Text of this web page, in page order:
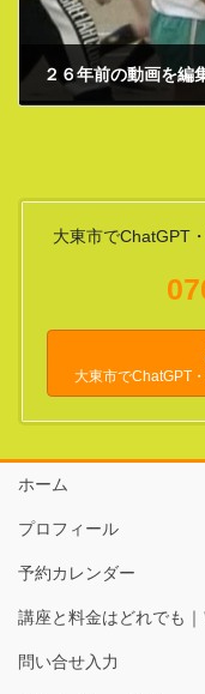
２６年前の動画を編
大東市でChatGPT
大東市でChatGPT
ホーム
プロフィール
予約カレンダー
講座と料金はどれでも
問い合せ入力